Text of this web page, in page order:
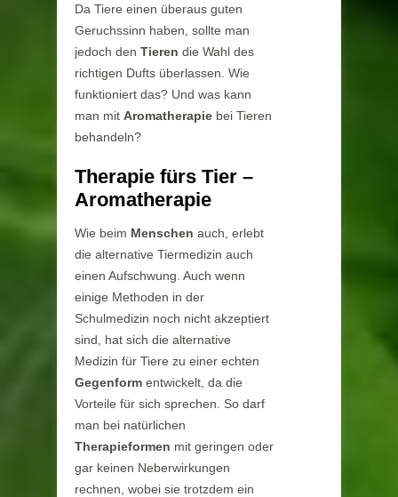
Da Tiere einen überaus guten
Geruchssinn haben, sollte man
jedoch den Tieren die Wahl des
richtigen Dufts überlassen. Wie
funktioniert das? Und was kann
man mit Aromatherapie bei Tieren
behandeln?
Therapie fürs Tier –
Aromatherapie
Wie beim Menschen auch, erlebt
die alternative Tiermedizin auch
einen Aufschwung. Auch wenn
einige Methoden in der
Schulmedizin noch nicht akzeptiert
sind, hat sich die alternative
Medizin für Tiere zu einer echten
Gegenform entwickelt, da die
Vorteile für sich sprechen. So darf
man bei natürlichen
Therapieformen mit geringen oder
gar keinen Neberwirkungen
rechnen, wobei sie trotzdem ein